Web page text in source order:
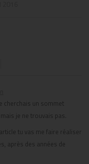
cherchais un sommet
je ne trouvais pas.
tu vas me faire réaliser
après des années de